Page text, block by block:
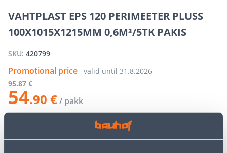
VAHTPLAST EPS 120 PERIMEETER PLUSS
100X1015X1215MM 0,6M³/5TK PAKIS
SKU: 420799
Promotional price valid until 31.8.2026
95.87 €
54.90 €/ pakk
ADD TO CART